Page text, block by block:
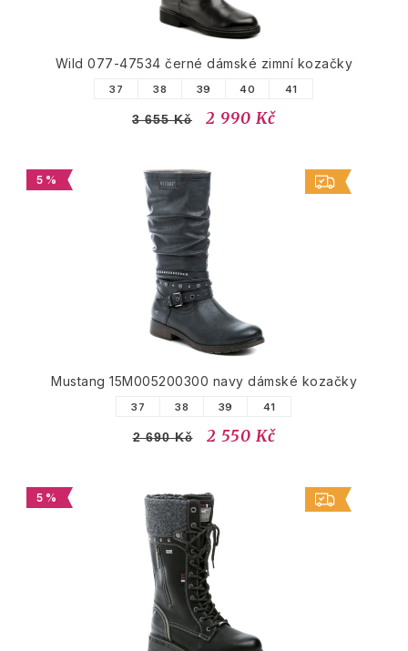
Wild 077-47534 černé dámské zimní kozačky
37 38 39 40 41
3 655 Kč 2 990 Kč
5 %
Mustang 15M005200300 navy dámské kozačky
37 38 39 41
2 690 Kč 2 550 Kč
5 %